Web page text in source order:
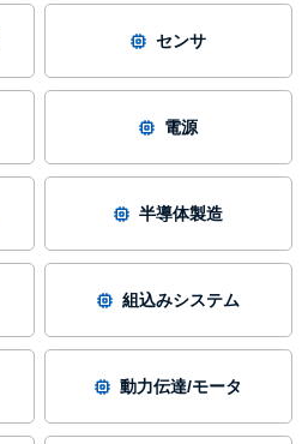
センサ
電源
半導体製造
組込みシステム
動力伝達/モータ